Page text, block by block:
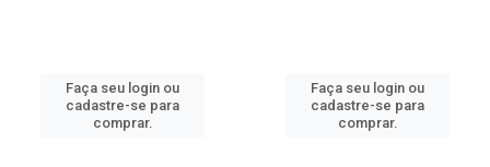
Faça seu login ou
cadastre-se para
comprar.
Faça seu login ou
cadastre-se para
comprar.